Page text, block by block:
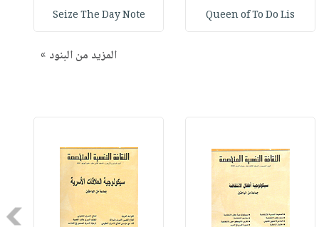
Queen of To Do Lis
Seize The Day Note
المزيد من البنود »